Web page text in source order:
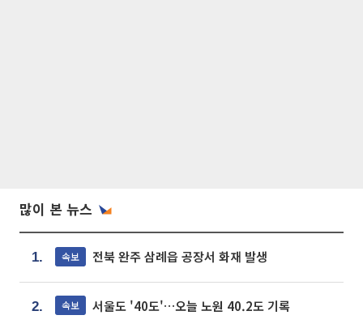
많이 본 뉴스
1. 속보 전북 완주 삼례읍 공장서 화재 발생
2. 속보 서울도 '40도'…오늘 노원 40.2도 기록